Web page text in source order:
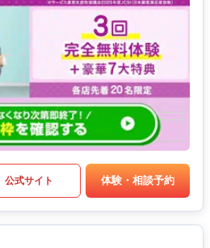
公式サイト 体験・相談予約